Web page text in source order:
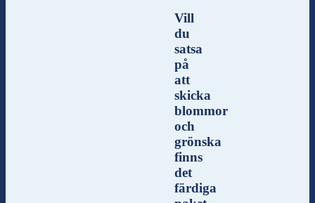
Vill
du
satsa
på
att
skicka
blommor
och
grönska
finns
det
färdiga